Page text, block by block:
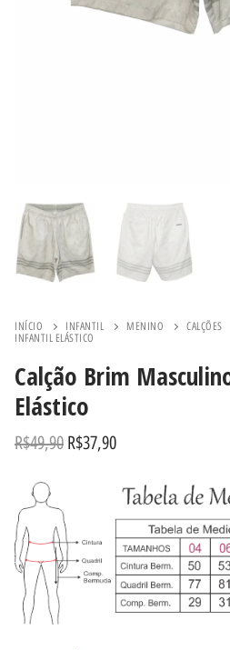
INÍCIO INFANTIL MENINO CALÇÕES
INFANTIL ELÁSTICO
Calção Brim
Elástico
R$49,90 R$37,90